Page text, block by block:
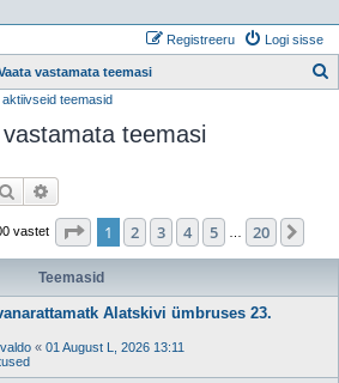
Logi sisse
Registreeru
vastamata teemasi
aktiivseid teemasid
teemasi
Otsi
vastet 1 . leht20 -st
1 2 3 4 5 20
Teemasid
Alatskivi ümbruses 23.
valdo « 01 August L, 2026 13:11